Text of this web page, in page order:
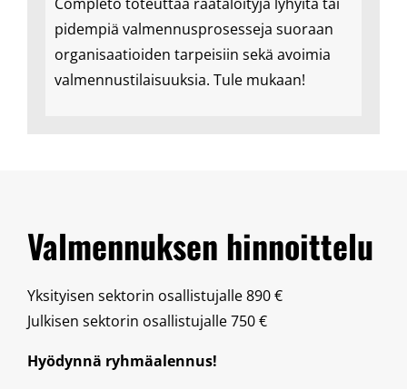
pidempiä valmennusprosesseja suoraan
organisaatioiden tarpeisiin sekä avoimia
valmennustilaisuuksia. Tule mukaan!
Valmennuksen hinnoittelu
Yksityisen sektorin osallistujalle 890 €
Julkisen sektorin osallistujalle 750 €
Hyödynnä ryhmäalennus!